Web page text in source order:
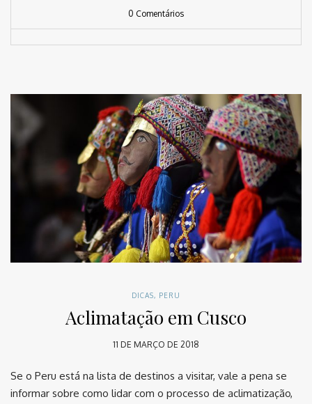
0 Comentários
DICAS, PERU
Aclimatação em Cusco
11 DE MARÇO DE 2018
Se o Peru está na lista de destinos a visitar, vale a pena se
informar sobre como lidar com o processo de aclimatização,